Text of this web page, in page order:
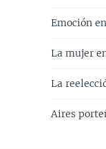
Emoción
La mujer
La
Aires